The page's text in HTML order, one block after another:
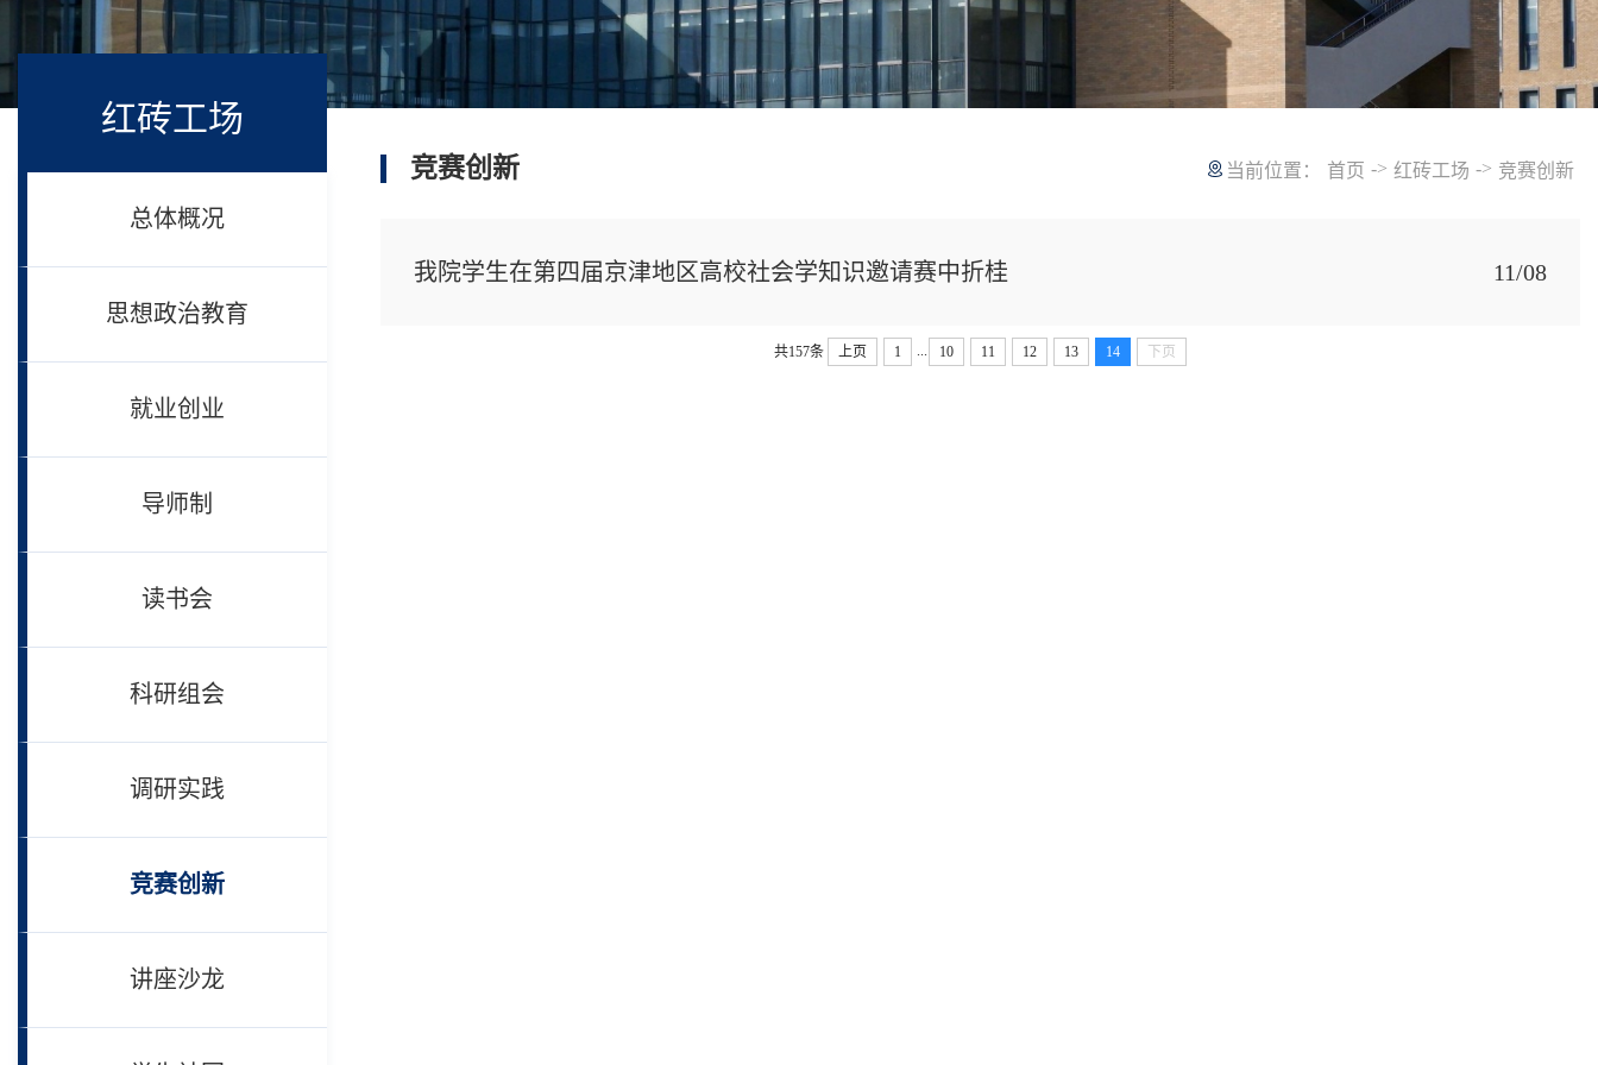
红砖工场
总体概况
思想政治教育
就业创业
导师制
读书会
科研组会
调研实践
竞赛创新
讲座沙龙
竞赛创新 当前位置： 首页 -> 红砖工场 -> 竞赛创新
我院学生在第四届京津地区高校社会学知识邀请赛中折桂 11/08
共157条 上页 1 ... 10 11 12 13 14 下页